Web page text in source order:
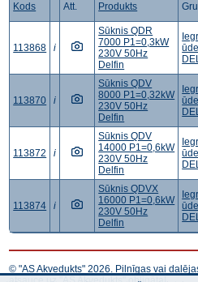
Kods Att. Produkts
113868 i
Sūknis QDR
7000 P1=0,3kW
230V 50Hz
Delfin
113870 i
Sūknis QDV
8000 P1=0,32kW
230V 50Hz
Delfin
113872 i
Sūknis QDV
14000 P1=0,6kW
230V 50Hz
Delfin
113874 i
Sūknis QDVX
16000 P1=0,6kW
230V 50Hz
Delfin
© "AS Akvedukts" 2026. Pilnīgas vai